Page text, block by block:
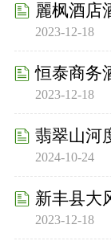
麗枫酒店
2023-12-18
恒泰商务
2023-12-18
翡翠山河
2024-10-24
新丰县大
2023-12-18